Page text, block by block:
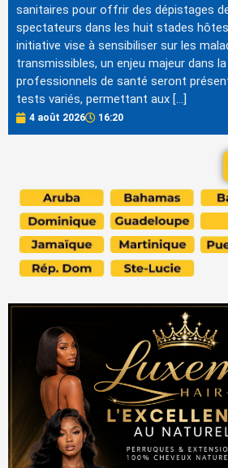
sanitaires pour offrir des dépistages
spectateurs dans les huit stades
initiative vise à sensibiliser sur les
transmissibles, un enjeu majeur dans
professionnels de santé seront
tests variés, permettant aux […]
4 août 2026 16:20